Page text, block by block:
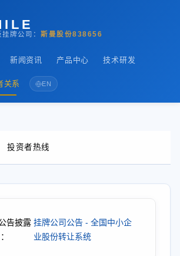
牌公司： 斯曼股份838656
新闻资讯 产品中心 技术研发
关系 EN
投资者热线
告披露 挂牌公司公告 - 全国中小企
业股份转让系统